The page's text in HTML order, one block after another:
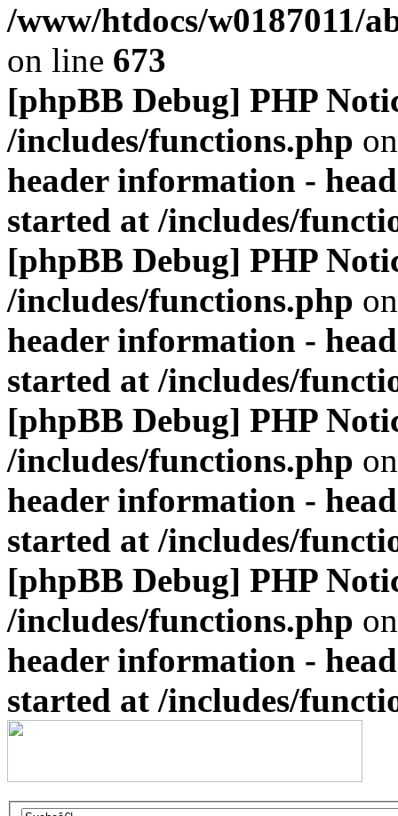
/www/htdocs/w0187011/
on line 673
[phpBB Debug] PHP
/includes/functions.php
header information -
started at /includes/
[phpBB Debug] PHP
/includes/functions.php
header information -
started at /includes/
[phpBB Debug] PHP
/includes/functions.php
header information -
started at /includes/
[phpBB Debug] PHP
/includes/functions.php
header information -
started at /includes/